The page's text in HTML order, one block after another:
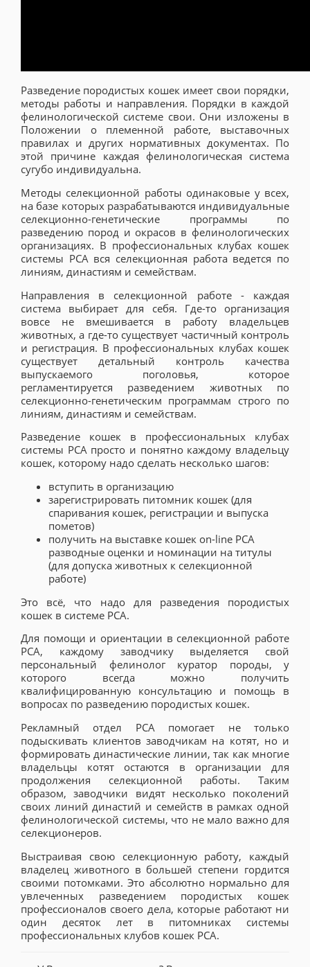
Разведение породистых кошек имеет свои порядки,
методы работы и направления. Порядки в каждой
фелинологической системе свои. Они изложены в
Положении о племенной работе, выставочных
правилах и других нормативных документах. По
этой причине каждая фелинологическая система
сугубо индивидуальна.
Методы селекционной работы одинаковые у всех,
на базе которых разрабатываются индивидуальные
селекционно-генетические программы по
разведению пород и окрасов в фелинологических
организациях. В профессиональных клубах кошек
системы РСА вся селекционная работа ведется по
линиям, династиям и семействам.
Направления в селекционной работе - каждая
система выбирает для себя. Где-то организация
вовсе не вмешивается в работу владельцев
животных, а где-то существует частичный контроль
и регистрация. В профессиональных клубах кошек
существует детальный контроль качества
выпускаемого поголовья, которое
регламентируется разведением животных по
селекционно-генетическим программам строго по
линиям, династиям и семействам.
Разведение кошек в профессиональных клубах
системы РСА просто и понятно каждому владельцу
кошек, которому надо сделать несколько шагов:
вступить в организацию
зарегистрировать питомник кошек (для
спаривания кошек, регистрации и выпуска
пометов)
получить на выставке кошек on-line РСА
разводные оценки и номинации на титулы
(для допуска животных к селекционной
работе)
Это всё, что надо для разведения породистых
кошек в системе РСА.
Для помощи и ориентации в селекционной работе
РСА, каждому заводчику выделяется свой
персональный фелинолог куратор породы, у
которого всегда можно получить
квалифицированную консультацию и помощь в
вопросах по разведению породистых кошек.
Рекламный отдел РСА помогает не только
подыскивать клиентов заводчикам на котят, но и
формировать династические линии, так как многие
владельцы котят остаются в организации для
продолжения селекционной работы. Таким
образом, заводчики видят несколько поколений
своих линий династий и семейств в рамках одной
фелинологической системы, что не мало важно для
селекционеров.
Выстраивая свою селекционную работу, каждый
владелец животного в большей степени гордится
своими потомками. Это абсолютно нормально для
увлеченных разведением породистых кошек
профессионалов своего дела, которые работают ни
один десяток лет в питомниках системы
профессиональных клубов кошек РСА.